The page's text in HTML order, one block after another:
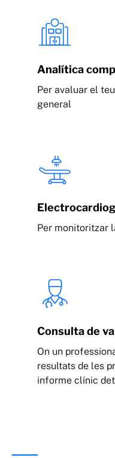
Analítica
Per avaluar el
general
Per monitoritzar
Consulta de
On un
resultats de les
informe clínic